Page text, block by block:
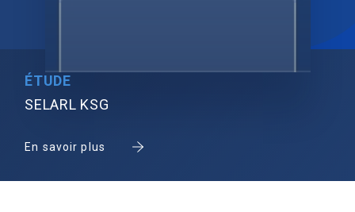
ÉTUDE
SELARL KSG
En savoir plus